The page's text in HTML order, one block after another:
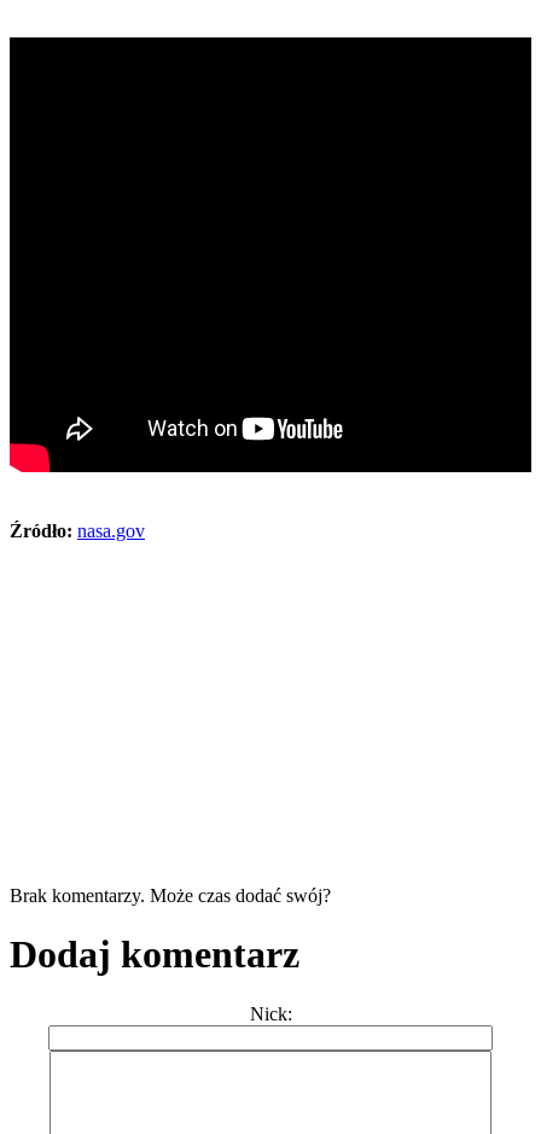
Źródło: nasa.gov
Brak komentarzy. Może czas dodać swój?
Dodaj komentarz
Nick: